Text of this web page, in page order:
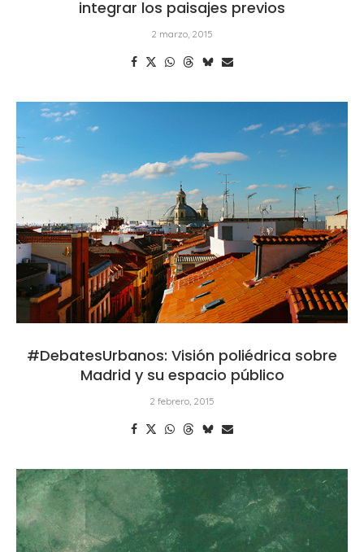
integrar los paisajes previos
2 marzo, 2015
#DebatesUrbanos: Visión poliédrica sobre
Madrid y su espacio público
2 febrero, 2015